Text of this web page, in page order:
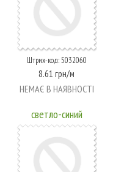
Штрих-код: 5032060
8.61 грн/м
НЕМАЄ В НАЯВНОСТІ
светло-синий